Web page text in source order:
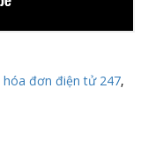
hóa đơn điện tử 247,